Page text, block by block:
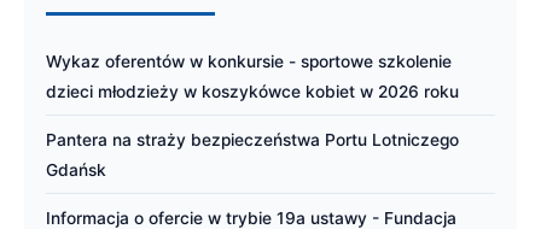
Wykaz oferentów w konkursie - sportowe szkolenie
dzieci młodzieży w koszykówce kobiet w 2026 roku
Pantera na straży bezpieczeństwa Portu Lotniczego
Gdańsk
Informacja o ofercie w trybie 19a ustawy - Fundacja